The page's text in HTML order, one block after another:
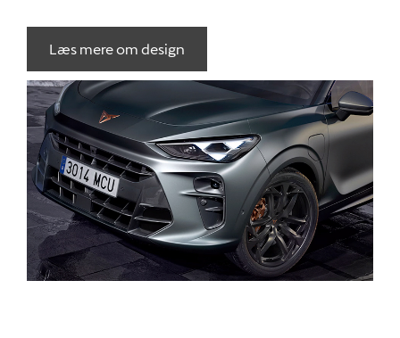
Læs mere om design